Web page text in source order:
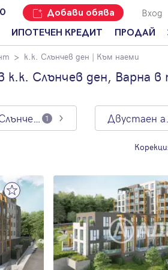
Добави обява Вход
ИПОТЕЧЕН КРЕДИТ ПРОДАЙ
Добави
имот с
Адрес?
к.к. Слънчев ден | Към наеми
Слънчев ден, Варна в
к.к. Слънчев ден 1